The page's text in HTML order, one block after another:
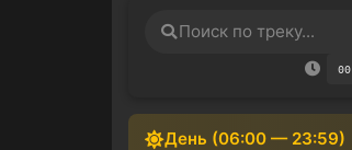
00
День (06:00 — 23:59)